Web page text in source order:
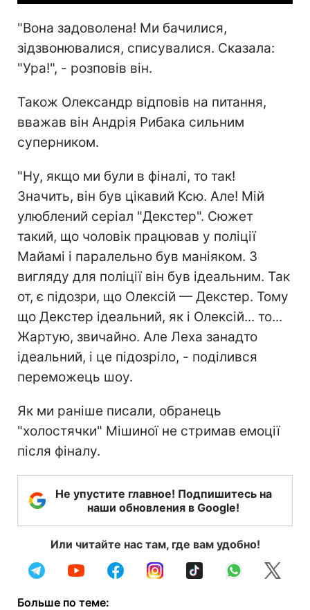
"Вона задоволена! Ми бачилися,
зідзвонювалися, списувалися. Сказала:
"Ура!", - розповів він.
Також Олександр відповів на питання,
вважав він Андрія Рибака сильним
суперником.
"Ну, якщо ми були в фіналі, то так!
Значить, він був цікавий Ксю. Але! Мій
улюблений серіал "Декстер". Сюжет
такий, що чоловік працював у поліції
Майамі і паралельно був маніяком. З
вигляду для поліції він був ідеальним. Так
от, є підозри, що Олексій — Декстер. Тому
що Декстер ідеальний, як і Олексій... то...
Жартую, звичайно. Але Леха занадто
ідеальний, і це підозріло, - поділився
переможець шоу.
Як ми раніше писали, обранець
"холостячки" Мішиної не стримав емоції
після фіналу.
Не упустите главное! Подпишитесь на
наши обновления в Google!
Или читайте нас там, где вам удобно!
Больше по теме: